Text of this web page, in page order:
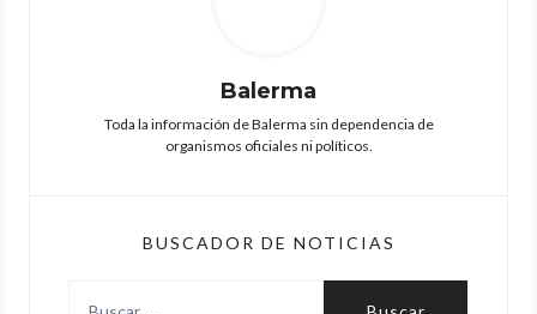
Balerma
Toda la información de Balerma sin dependencia de
organismos oficiales ni políticos.
BUSCADOR DE NOTICIAS